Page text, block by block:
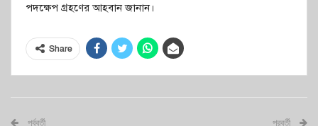
পদক্ষেপ গ্রহণের আহবান জানান।
Share
পূর্ববর্তী পরবর্তী